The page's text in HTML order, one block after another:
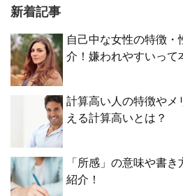
新着記事
自己中な女性の特徴・
介！嫌われやすいって
計算高い人の特徴やメ
える計算高いとは？
「所感」の意味や書
紹介！